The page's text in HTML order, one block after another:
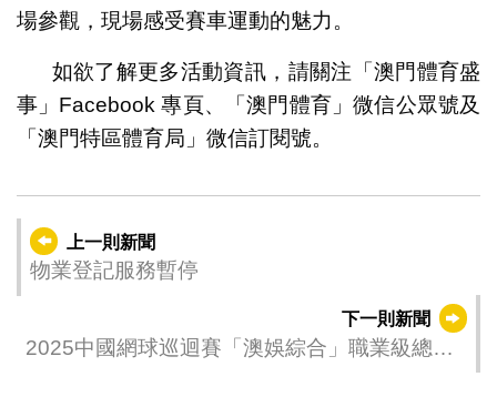
場參觀，現場感受賽車運動的魅力。
如欲了解更多活動資訊，請關注「澳門體育盛
事」Facebook 專頁、「澳門體育」微信公眾號及
「澳門特區體育局」微信訂閱號。
上一則新聞
物業登記服務暫停
下一則新聞
2025中國網球巡迴賽「澳娛綜合」職業級總決